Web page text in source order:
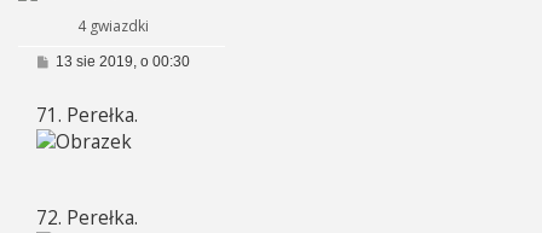
4 gwiazdki
P
t
13 sie 2019, o 00:30
71. Perełka.
72. Perełka.